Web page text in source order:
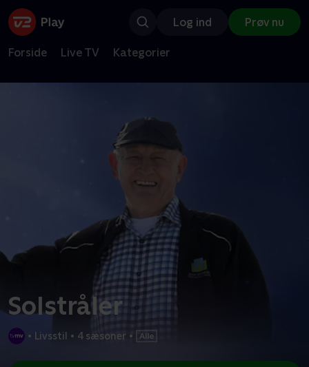
Log ind Prøv nu
Forside Live TV Kategorier
Solstråler
• Livsstil • 4 sæsoner •